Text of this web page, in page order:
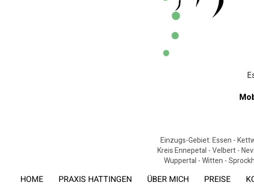
Einzugs-Gebiet: Essen -
Kreis Ennepetal - Velbert -
Wuppertal - Witten -
HOME PRAXIS HATTINGEN ÜBER MICH PREISE